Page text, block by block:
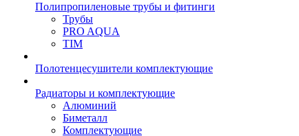
Полипропиленовые трубы и фитинги
Трубы
PRO AQUA
TIM
Полотенцесушители комплектующие
Радиаторы и комплектующие
Алюминий
Биметалл
Комплектующие